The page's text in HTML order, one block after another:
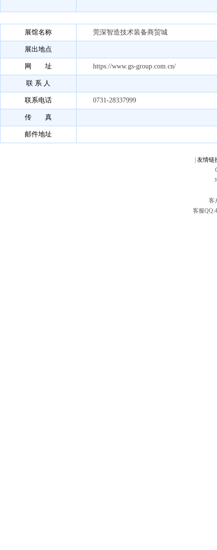
展馆名称 莞深智造技术装备商贸城
展出地点
网 址 https://www.gs-group.com.cn/
联 系 人
联系电话 0731-28337999
传 真
邮件地址
友情链
客
客服